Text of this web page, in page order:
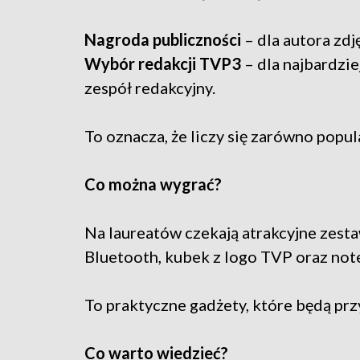
Nagroda publiczności – dla autora
Wybór redakcji TVP3 – dla
zespół redakcyjny.
To oznacza, że liczy się zarówno
Co można wygrać?
Na laureatów czekają atrakcyjne
Bluetooth, kubek z logo TVP oraz
To praktyczne gadżety, które będą
Co warto wiedzieć?